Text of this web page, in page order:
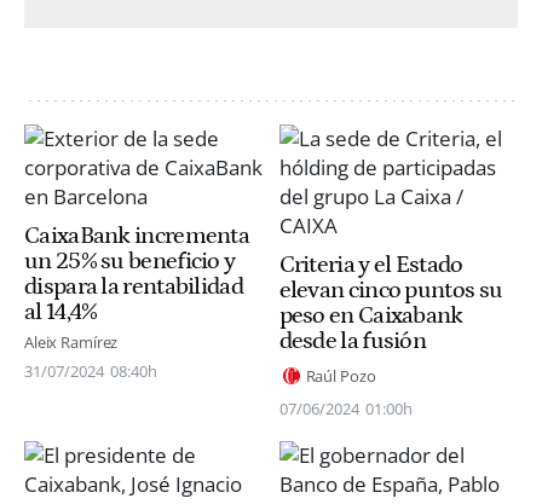
CaixaBank incrementa
un 25% su beneficio y
dispara la rentabilidad
al 14,4%
Aleix Ramírez
31/07/2024 08:40h
Criteria y el Estado
elevan cinco puntos su
peso en Caixabank
desde la fusión
Raúl Pozo
07/06/2024 01:00h